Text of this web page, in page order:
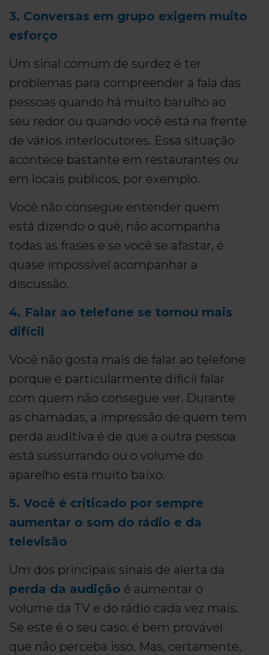
3. Conversas em grupo exigem muito
esforço
Um sinal comum de surdez é ter
problemas para compreender a fala das
pessoas quando há muito barulho ao
seu redor ou quando você está na frente
de vários interlocutores. Essa situação
acontece bastante em restaurantes ou
em locais públicos, por exemplo.
Você não consegue entender quem
está dizendo o quê, não acompanha
todas as frases e se você se afastar, é
quase impossível acompanhar a
discussão.
4. Falar ao telefone se tornou mais
difícil
Você não gosta mais de falar ao telefone
porque é particularmente difícil falar
com quem não consegue ver. Durante
as chamadas, a impressão de quem tem
perda auditiva é de que a outra pessoa
está sussurrando ou o volume do
aparelho está muito baixo.
5. Você é criticado por sempre
aumentar o som do rádio e da
televisão
Um dos principais sinais de alerta da
perda da audição é aumentar o
volume da TV e do rádio cada vez mais.
Se este é o seu caso, é bem provável
que não perceba isso. Mas, certamente,